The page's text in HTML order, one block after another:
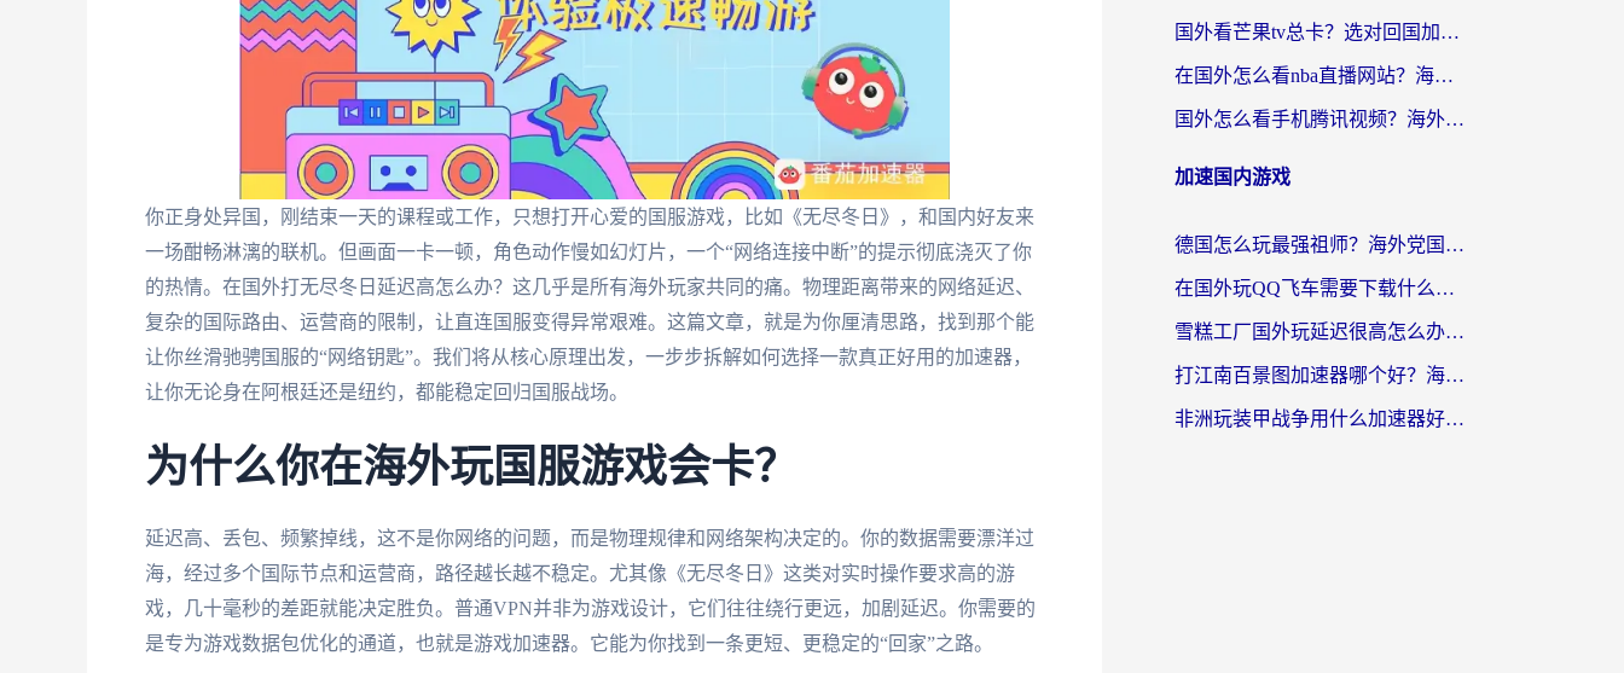
你正身处异国，刚结束一天的课程或工作，只想打开心爱的国服游戏，比如《无尽冬日》，和国内好友来
一场酣畅淋漓的联机。但画面一卡一顿，角色动作慢如幻灯片，一个“网络连接中断”的提示彻底浇灭了你
的热情。在国外打无尽冬日延迟高怎么办？这几乎是所有海外玩家共同的痛。物理距离带来的网络延迟、
复杂的国际路由、运营商的限制，让直连国服变得异常艰难。这篇文章，就是为你厘清思路，找到那个能
让你丝滑驰骋国服的“网络钥匙”。我们将从核心原理出发，一步步拆解如何选择一款真正好用的加速器，
让你无论身在阿根廷还是纽约，都能稳定回归国服战场。
为什么你在海外玩国服游戏会卡？
延迟高、丢包、频繁掉线，这不是你网络的问题，而是物理规律和网络架构决定的。你的数据需要漂洋过
海，经过多个国际节点和运营商，路径越长越不稳定。尤其像《无尽冬日》这类对实时操作要求高的游
戏，几十毫秒的差距就能决定胜负。普通VPN并非为游戏设计，它们往往绕行更远，加剧延迟。你需要的
是专为游戏数据包优化的通道，也就是游戏加速器。它能为你找到一条更短、更稳定的“回家”之路。
国外看芒果tv总卡？选对回国加速器，轻松追《浪姐》不费劲
在国外怎么看nba直播网站？海外党专属体育观赛指南，告别地区限制！
国外怎么看手机腾讯视频？海外党亲测有效的追剧加速器选择指南
加速国内游戏
德国怎么玩最强祖师？海外党国服游戏加速器选择全攻略（附宝可梦Online实测）
在国外玩QQ飞车需要下载什么加速器呢？海外党亲测有效的国服游戏加速指南
雪糕工厂国外玩延迟很高怎么办？海外玩家国服游戏加速终极攻略（附实测推荐）
打江南百景图加速器哪个好？海外党踩坑N次后，终于找到不卡的秘诀
非洲玩装甲战争用什么加速器好？海外党亲测有效的国服游戏加速方案